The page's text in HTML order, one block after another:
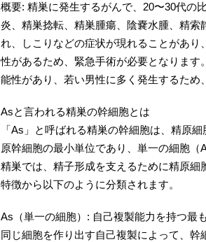
概要: 精巣に発生するがんで、20〜30代の
炎、精巣捻転、精巣腫瘍、陰嚢水腫、精
れ、しこりなどの症状が現れることがあ
性があるため、緊急手術が必要となりま
能性があり、若い男性に多く発生するため
Asと言われる精巣の幹細胞とは
「As」と呼ばれる精巣の幹細胞は、精原
原幹細胞の最小単位であり、単一の細胞（
精巣では、精子形成を支えるために精原
特徴から以下のように分類されます。
As（単一の細胞）: 自己複製能力を持つ最
同じ細胞を作り出す自己複製によって、幹